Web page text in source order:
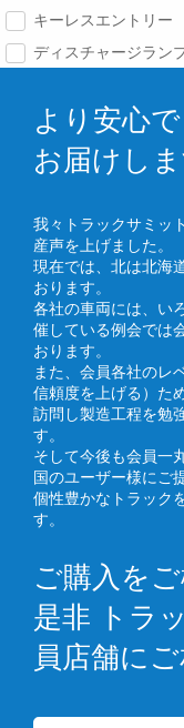
キーレスエントリー
ディスチャージラン
より安心
お届けしま
我々トラックサミッ
産声を上げました。
現在では、北は北海
おります。
各社の車両には、い
催している例会では
おります。
また、会員各社のレ
信頼度を上げる）た
訪問し製造工程を勉
す。
そして今後も会員一
国のユーザー様にご
個性豊かなトラック
す。
ご購入を
是非 トラ
員店舗に